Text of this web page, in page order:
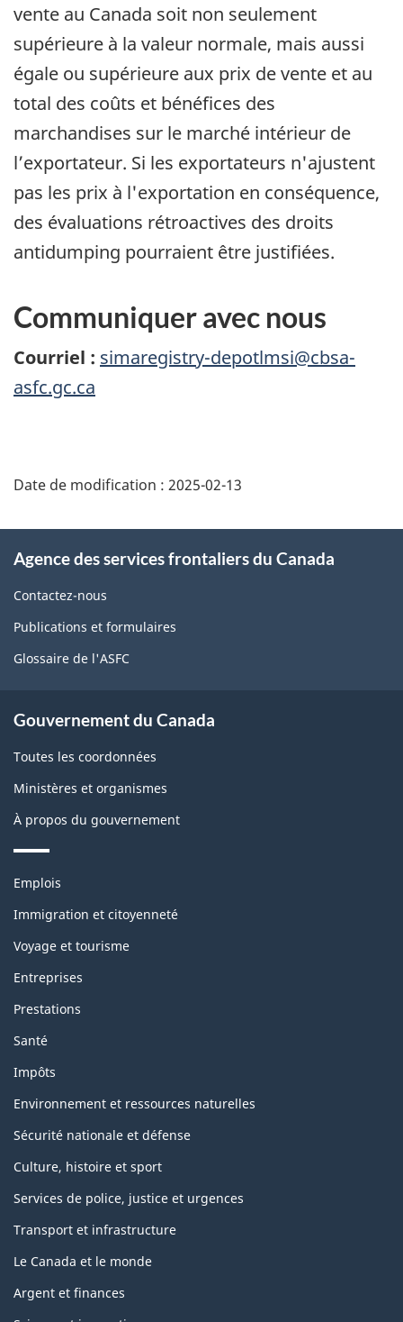
vente au Canada soit non seulement
supérieure à la valeur normale, mais aussi
égale ou supérieure aux prix de vente et au
total des coûts et bénéfices des
marchandises sur le marché intérieur de
l’exportateur. Si les exportateurs n'ajustent
pas les prix à l'exportation en conséquence,
des évaluations rétroactives des droits
antidumping pourraient être justifiées.
Communiquer avec nous
Courriel : simaregistry-depotlmsi@cbsa-
asfc.gc.ca
de
page
Date de modification : 2025-02-13
propos
de
ce
Agence des services frontaliers du Canada
Contactez-nous
Publications et formulaires
Glossaire de l'ASFC
Gouvernement du Canada
Toutes les coordonnées
Ministères et organismes
À propos du gouvernement
Thèmes
sujets
Emplois
Immigration et citoyenneté
Voyage et tourisme
Entreprises
Prestations
Santé
Impôts
Environnement et ressources naturelles
Sécurité nationale et défense
Culture, histoire et sport
Services de police, justice et urgences
Transport et infrastructure
Le Canada et le monde
Argent et finances